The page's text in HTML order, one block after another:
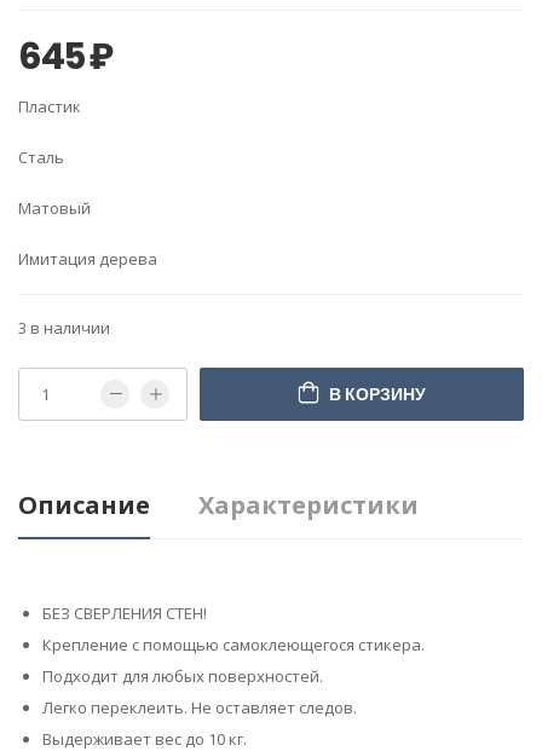
645₽
Пластик
Сталь
Матовый
Имитация дерева
3 в наличии
В КОРЗИНУ
Описание Характеристики
БЕЗ СВЕРЛЕНИЯ СТЕН!
Крепление с помощью самоклеющегося стикера.
Подходит для любых поверхностей.
Легко переклеить. Не оставляет следов.
Выдерживает вес до 10 кг.